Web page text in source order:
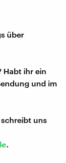
über
Habt ihr ein
und im
uns
.